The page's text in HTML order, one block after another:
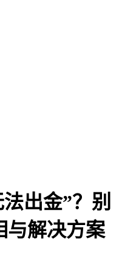
出金”？别
与解决方案